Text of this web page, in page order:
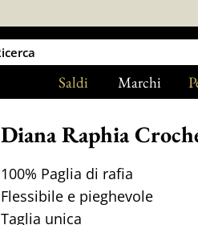
Marchi
Saldi
Diana Raphia
100% Paglia di rafia
Flessibile e pieghevole
Taglia unica